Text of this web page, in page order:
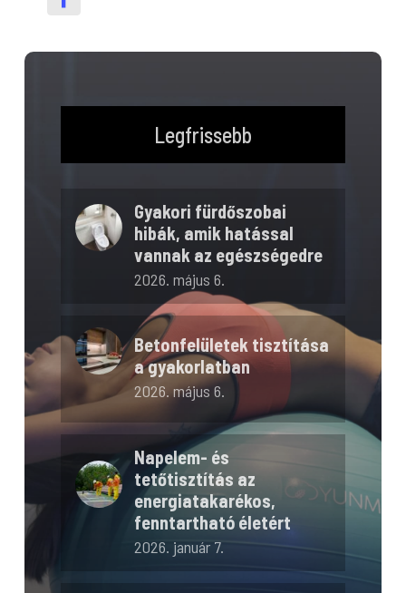
Legfrissebb
Gyakori fürdőszobai
hibák, amik hatással
vannak az egészségedre
2026. május 6.
Betonfelületek tisztítása
a gyakorlatban
2026. május 6.
Napelem- és
tetőtisztítás az
energiatakarékos,
fenntartható életért
2026. január 7.